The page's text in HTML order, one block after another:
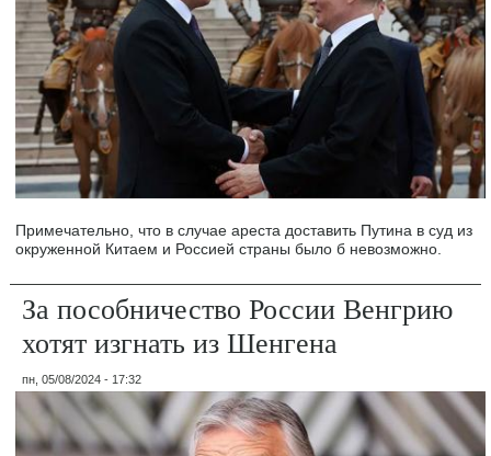
Примечательно, что в случае ареста доставить Путина в суд из
окруженной Китаем и Россией страны было б невозможно.
За пособничество России Венгрию
хотят изгнать из Шенгена
пн, 05/08/2024 - 17:32